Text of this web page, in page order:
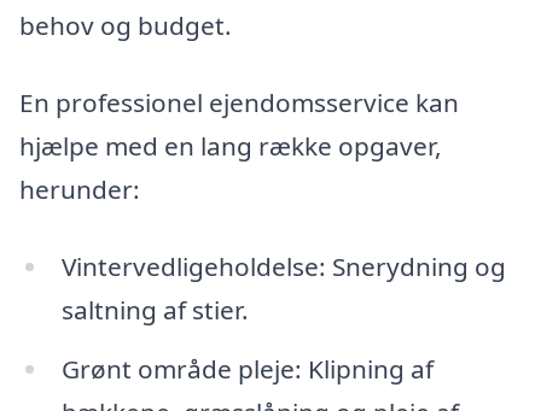
behov og budget.
En professionel ejendomsservice kan
hjælpe med en lang række opgaver,
herunder:
Vintervedligeholdelse: Snerydning og
saltning af stier.
Grønt område pleje: Klipning af